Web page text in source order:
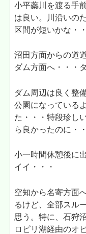
小平蘂川を渡る手
は良い。川沿いの
区間が短いかな・
沼田方面からの道
ダム方面へ・・・
ダム周辺は良く整
公園になっている
た・・・特段珍し
ら良かったのに・
小一時間休憩後に
イイ・・・
空知から名寄方面
るけど、全部スル
思う。特に、石狩
ロピリ湖経由のオ